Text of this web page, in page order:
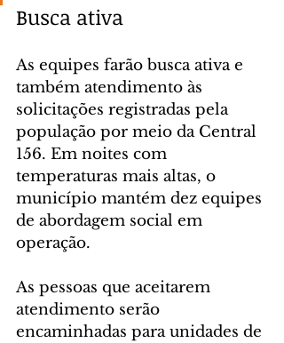
Busca ativa
As equipes farão busca ativa e
também atendimento às
solicitações registradas pela
população por meio da Central
156. Em noites com
temperaturas mais altas, o
município mantém dez equipes
de abordagem social em
operação.
As pessoas que aceitarem
atendimento serão
encaminhadas para unidades de